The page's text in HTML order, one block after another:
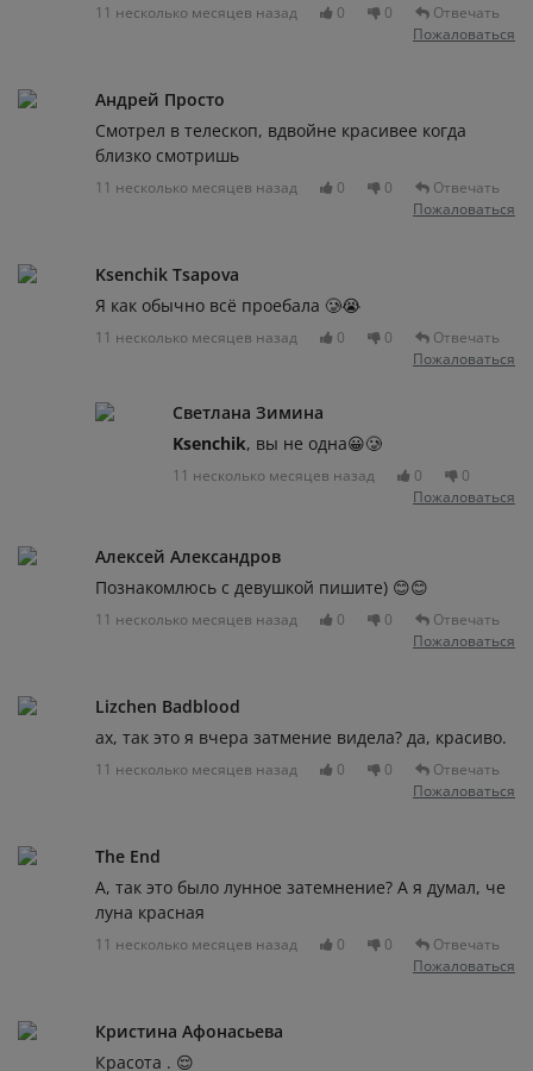
11 несколько месяцев назад 0 0
Отвечать
Пожаловаться
Андрей Просто
Смотрел в телескоп, вдвойне красивее когда
близко смотришь
11 несколько месяцев назад 0 0
Отвечать
Пожаловаться
Ksenchik Tsapova
Я как обычно всё проебала 🥲😭
11 несколько месяцев назад 0 0
Отвечать
Пожаловаться
Светлана Зимина
Ksenchik, вы не одна😀🥲
11 несколько месяцев назад 0
0
Пожаловаться
Алексей Александров
Познакомлюсь с девушкой пишите) 😊😊
11 несколько месяцев назад 0 0
Отвечать
Пожаловаться
Lizchen Badblood
ах, так это я вчера затмение видела? да, красиво.
11 несколько месяцев назад 0 0
Отвечать
Пожаловаться
The End
А, так это было лунное затемнение? А я думал, че
луна красная
11 несколько месяцев назад 0 0
Отвечать
Пожаловаться
Кристина Афонасьева
Красота . 😌